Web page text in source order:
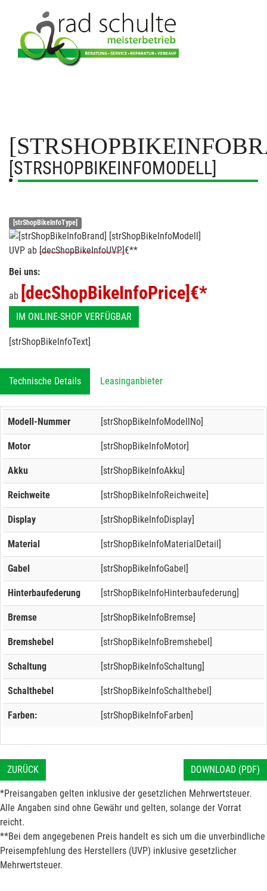
[STRSHOPBIKEINFOMODELL]
[strShopBikeInfoType]
UVP ab [decShopBikeInfoUVP]€**
Bei uns:
ab [decShopBikeInfoPrice] €*
IM ONLINE-SHOP VERFÜGBAR
[strShopBikeInfoText]
Technische Details Leasinganbieter
Modell-Nummer [strShopBikeInfoModellNo]
Motor [strShopBikeInfoMotor]
Akku [strShopBikeInfoAkku]
Reichweite [strShopBikeInfoReichweite]
Display [strShopBikeInfoDisplay]
Material [strShopBikeInfoMaterialDetail]
Gabel [strShopBikeInfoGabel]
Hinterbaufederung [strShopBikeInfoHinterbaufederung]
Bremse [strShopBikeInfoBremse]
Bremshebel [strShopBikeInfoBremshebel]
Schaltung [strShopBikeInfoSchaltung]
Schalthebel [strShopBikeInfoSchalthebel]
Farben: [strShopBikeInfoFarben]
ZURÜCK DOWNLOAD (PDF)
*Preisangaben gelten inklusive der gesetzlichen Mehrwertsteuer.
Alle Angaben sind ohne Gewähr und gelten, solange der Vorrat
reicht.
**Bei dem angegebenen Preis handelt es sich um die unverbindliche
Preisempfehlung des Herstellers (UVP) inklusive gesetzlicher
Mehrwertsteuer.